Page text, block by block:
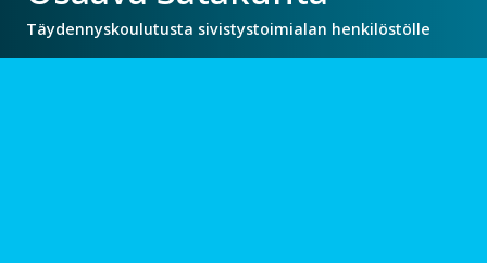
Täydennyskoulutusta sivistystoimialan henkilöstölle